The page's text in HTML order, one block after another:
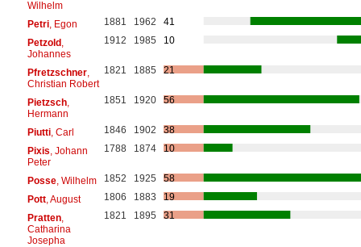
Wilhelm
Petri, Egon 1881 1962
41
Petzold,
Johannes
1912 1985 10
Pfretzschner,
Christian Robert
1821 1885 21
Pietzsch,
Hermann
1851 1920 56
Piutti, Carl 1846 1902
38
Pixis , Johann
Peter
1788 1874 10
Posse, Wilhelm 1852 1925
58
Pott, August 1806 1883
19
Pratten,
Catharina
Josepha
1821 1895 31